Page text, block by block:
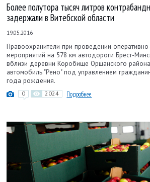
Более полутора тысяч литров
задержали в Витебской области
19.05.2016
Правоохранители при проведении
мероприятий на 578 км автодороги Брест-
вблизи деревни Коробище Оршанского
автомобиль "Рено" под управлением
года рождения.
0 2024 Подробнее